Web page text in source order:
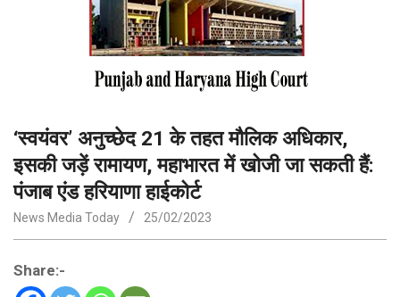
‘स्वयंवर’ अनुच्छेद 21 के तहत मौलिक अधिकार,
इसकी जड़ें रामायण, महाभारत में खोजी जा सकती हैं:
पंजाब एंड हरियाणा हाईकोर्ट
News Media Today 25/02/2023
Share:-